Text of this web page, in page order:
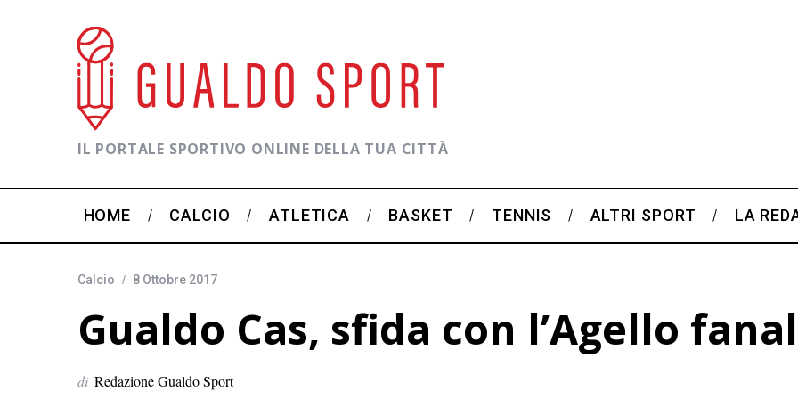
IL PORTALE SPORTIVO ONLINE DELLA TUA CITTÀ
HOME CALCIO ATLETICA BASKET TENNIS ALTRI SPORT LA
Calcio 8 Ottobre 2017
Gualdo Cas, sfida con l’Agello
di Redazione Gualdo Sport